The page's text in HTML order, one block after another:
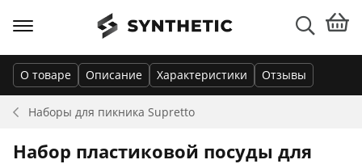
Наборы для пикника Supretto
О товаре Описание Характеристики Отзывы
Набор пластиковой посуды для